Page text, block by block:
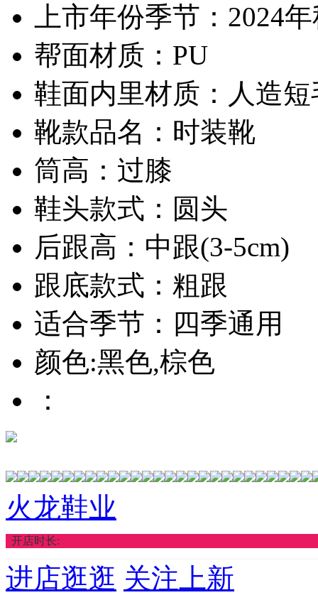
上市年份季节：2024
帮面材质：PU
鞋面内里材质：人造短
靴款品名：时装靴
筒高：过膝
鞋头款式：圆头
后跟高：中跟(3-5cm)
跟底款式：粗跟
适合季节：四季通用
颜色:黑色,棕色
：
火龙鞋业
开店时长:
进店逛逛 关注上新